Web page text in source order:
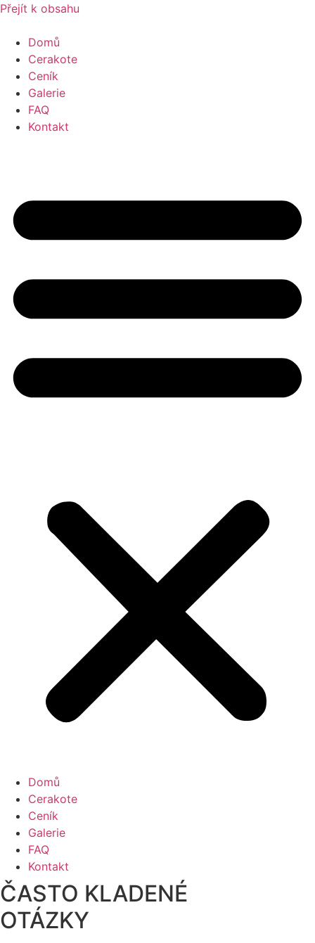
Přejít k obsahu
Domů
Cerakote
Ceník
Galerie
FAQ
Kontakt
Domů
Cerakote
Ceník
Galerie
FAQ
Kontakt
ČASTO KLADENÉ
OTÁZKY